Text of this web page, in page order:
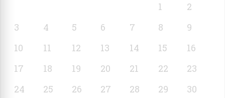
1
2
3
4 5 6 7 8
9
10
11 12 13 14 15
16
17
18 19 20 21 22
23
24
25 26 27 28 29
30